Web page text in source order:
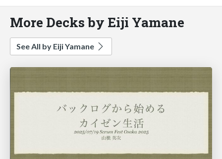
More Decks by Eiji Yamane
See All by Eiji Yamane